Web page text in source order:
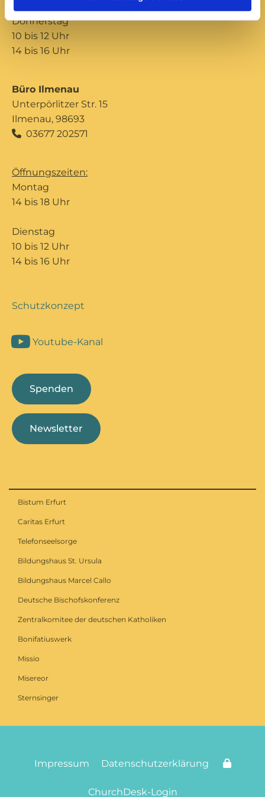
Donnerstag
10 bis 12 Uhr
14 bis 16 Uhr
Büro Ilmenau
Unterpörlitzer Str. 15
Ilmenau, 98693
 03677 202571
Öffnungszeiten:
Montag
14 bis 18 Uhr
Dienstag
10 bis 12 Uhr
14 bis 16 Uhr
Schutzkonzept
Youtube-Kanal
Spenden
Newsletter
Bistum Erfurt
Caritas Erfurt
Telefonseelsorge
Bildungshaus St. Ursula
Bildungshaus Marcel Callo
Deutsche Bischofskonferenz
Zentralkomitee der deutschen Katholiken
Bonifatiuswerk
Missio
Misereor
Sternsinger
Impressum Datenschutzerklärung
ChurchDesk-Login